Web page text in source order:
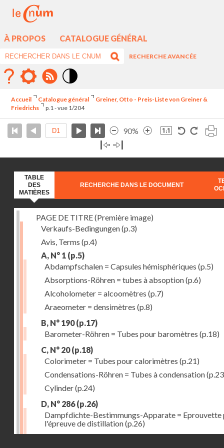
À PROPOS CATALOGUE GÉNÉRAL
RECHERCHE AVANCÉE
élévé
Accueil Catalogue général
Greiner, Otto - Preis-Liste von Greiner &
Friedrichs
p.1 - vue 1/204
90%
TABLE
DES
MATIÈRES
RECHERCHE DANS LE DOCUMENT
PAGE DE TITRE (Première image)
Verkaufs-Bedingungen(p.3)
Avis, Terms (p.4)
A, N° 1 (p.5)
Abdampfschalen = Capsules hémisphériques (p.5)
Absorptions-Röhren = tubes à absoption(p.6)
Alcoholometer = alcoomètres (p.7)
Araeometer = densimètres (p.8)
B, N° 190(p.17)
Barometer-Röhren = Tubes pour baromètres (p.18)
C, N° 20(p.18)
Colorimeter = Tubes pour calorimètres (p.21)
Condensations-Röhren = Tubes à condensation
Cylinder(p.24)
D, N° 286(p.26)
Dampfdichte-Bestimmungs-Apparate = Eprouvette
l'épreuve de distillation(p.26)
Destillir-Kolben = Ballons à distillation fractionnée